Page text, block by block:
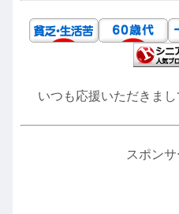
いつも応援いただきま
スポン